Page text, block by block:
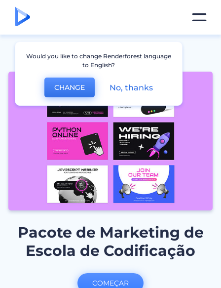
Pacote de Marketing de
Escola de Codificação
COMEÇAR
Would you like to change Renderforest language
to English?
CHANGE No, thanks